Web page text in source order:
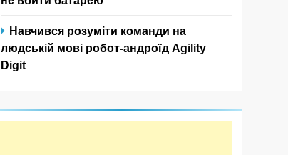
Навчився розуміти команди на
людській мові робот-андроїд Agility
Digit